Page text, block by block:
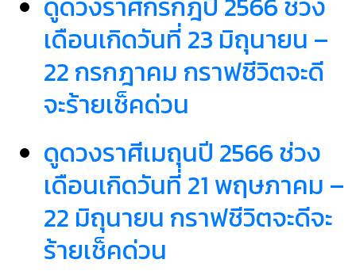
เดือนเกิดวันที่ 23 มิถุนายน –
22 กรกฎาคม กราฟชีวิตจะดี
จะร้ายเช็คด่วน
ดูดวงราศีเมถุนปี 2566 ช่วง
เดือนเกิดวันที่ 21 พฤษภาคม –
22 มิถุนายน กราฟชีวิตจะดีจะ
ร้ายเช็คด่วน